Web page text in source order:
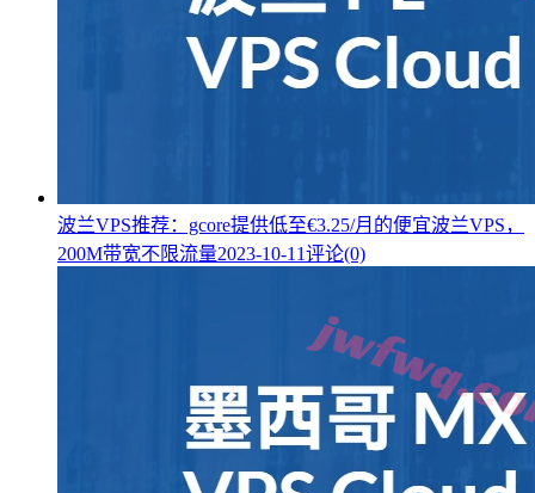
波兰VPS推荐：gcore提供低至€3.25/月的便宜波兰VPS，
200M带宽不限流量2023-10-11评论(0)